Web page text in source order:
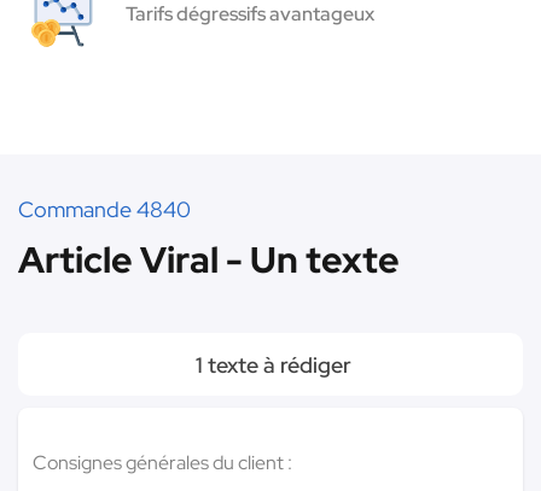
Tarifs dégressifs avantageux
Commande 4840
Article Viral - Un texte
1 texte à rédiger
Consignes générales du client :